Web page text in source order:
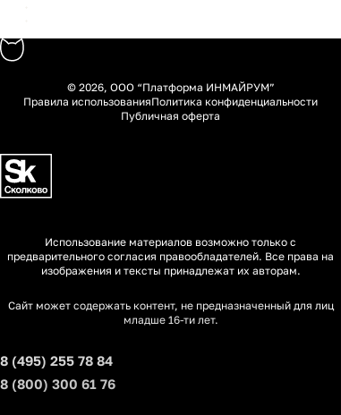
© 2026, ООО “Платформа ИНМАЙРУМ”
Правила использованияПолитика конфиденциальности
Публичная оферта
Использование материалов возможно только с
предварительного согласия правообладателей. Все права на
изображения и тексты принадлежат их авторам.
Сайт может содержать контент, не предназначенный для лиц
младше 16-ти лет.
8 (495) 255 78 84
8 (800) 300 61 76